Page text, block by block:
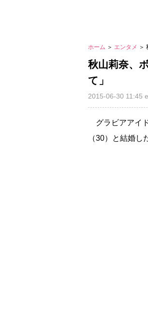
ホーム ＞ エンタメ ＞
秋山莉奈、
て」
2015-06-30 11:45
グラビアアイ
（30）と結婚し